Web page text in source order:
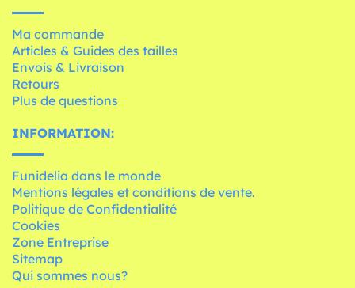
Ma commande
Articles & Guides des tailles
Envois & Livraison
Retours
Plus de questions
INFORMATION:
Funidelia dans le monde
Mentions légales et conditions de vente.
Politique de Confidentialité
Cookies
Zone Entreprise
Sitemap
Qui sommes nous?